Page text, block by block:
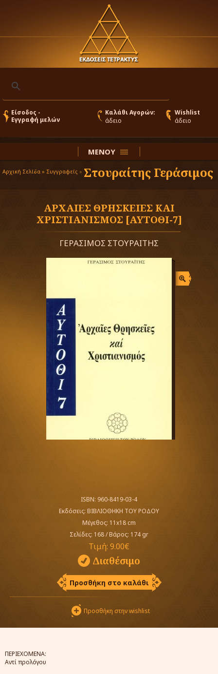
Είσοδος -
Εγγραφή μελών
Καλάθι Αγορών:
άδειο
Wishlist
άδειο
ΜΕΝΟΥ
Αρχική Σελίδα » Συγγραφείς » Στουραίτης Γεράσιμος
ΑΡΧΑΙΕΣ ΘΡΗΣΚΕΙΕΣ ΚΑΙ
ΧΡΙΣΤΙΑΝΙΣΜΟΣ [ΑΥΤΟΘΙ-7]
ΓΕΡΑΣΙΜΟΣ ΣΤΟΥΡΑΙΤΗΣ
ISBN: 960-8419-03-4
Εκδόσεις: ΒΙΒΛΙΟΘΗΚΗ ΤΟΥ ΡΟΔΟΥ
Μέγεθος: 11x18 cm
Σελίδες: 168/Βάρος: 174 gr
Τιμή: 9.00€
Διαθέσιμο
Προσθήκη στο καλάθι
Προσθήκη στην wishlist
ΠΕΡΙΕΧΟΜΕΝΑ:
Αντί προλόγου